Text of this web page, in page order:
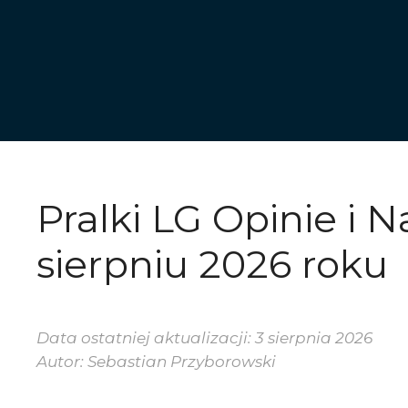
Pralki LG Opinie i
sierpniu 2026 roku
Data ostatniej aktualizacji: 3 sierpnia 2026
Autor: Sebastian Przyborowski